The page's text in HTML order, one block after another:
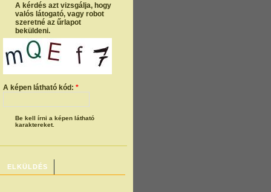
A kérdés azt vizsgálja, hogy
valós látogató, vagy robot
szeretné az űrlapot
beküldeni.
A képen látható kód: *
Be kell írni a képen látható
karaktereket.